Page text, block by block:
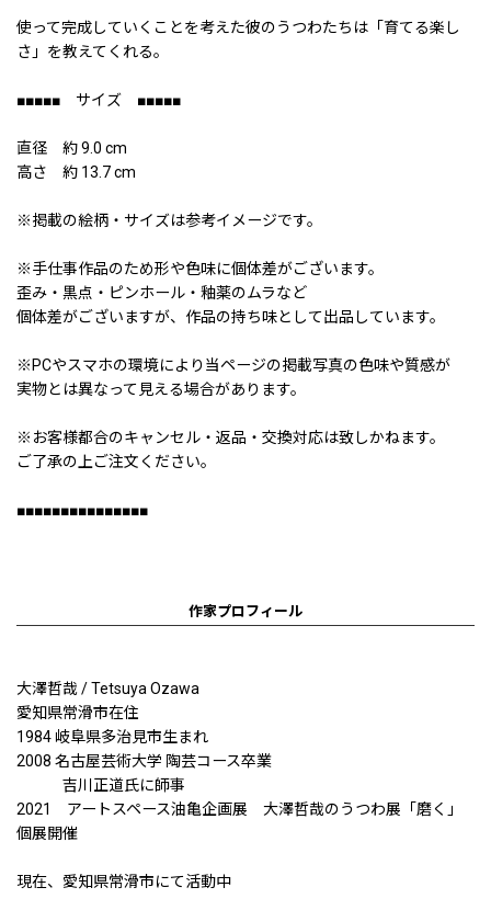
使って完成していくことを考えた彼のうつわたちは「育てる楽し
さ」を教えてくれる。
■■■■■ サイズ ■■■■■
直径 約 9.0 cm
高さ 約 13.7 cm
※掲載の絵柄・サイズは参考イメージです。
※手仕事作品のため形や色味に個体差がございます。
歪み・黒点・ピンホール・釉薬のムラなど
個体差がございますが、作品の持ち味として出品しています。
※PCやスマホの環境により当ページの掲載写真の色味や質感が
実物とは異なって見える場合があります。
※お客様都合のキャンセル・返品・交換対応は致しかねます。
ご了承の上ご注文ください。
■■■■■■■■■■■■■■■
作家プロフィール
大澤哲哉 / Tetsuya Ozawa
愛知県常滑市在住
1984 岐阜県多治見市生まれ
2008 名古屋芸術大学 陶芸コース卒業
吉川正道氏に師事
2021 アートスペース油亀企画展 大澤哲哉のうつわ展「磨く」
個展開催
現在、愛知県常滑市にて活動中